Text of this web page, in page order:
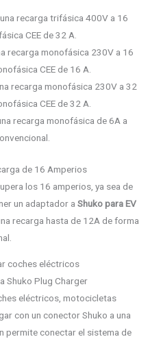
una recarga trifásica 400V a 16
CEE de 32 A.
recarga monofásica 230V a 16
CEE de 16 A.
recarga monofásica 230V a 32
CEE de 32 A.
recarga monofásica de 6A a
de 16 Amperios
los 16 amperios, ya sea de
un adaptador aShuko para EV
recarga hasta de 12A de forma
coches eléctricos
Shuko Plug Charger
eléctricos, motocicletas
con un conector Shuko a una
permite conectar el sistema de